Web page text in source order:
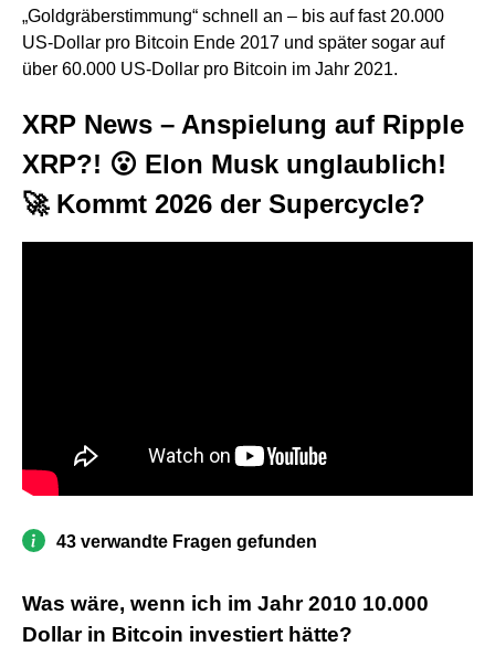
„Goldgräberstimmung“ schnell an – bis auf fast 20.000
US-Dollar pro Bitcoin Ende 2017 und später sogar auf
über 60.000 US-Dollar pro Bitcoin im Jahr 2021.
XRP News – Anspielung auf Ripple
XRP?! 😮 Elon Musk unglaublich!
🚀 Kommt 2026 der Supercycle?
43 verwandte Fragen gefunden
Was wäre, wenn ich im Jahr 2010 10.000
Dollar in Bitcoin investiert hätte?